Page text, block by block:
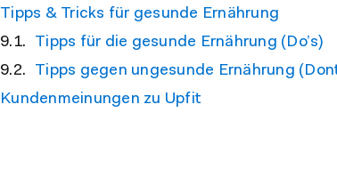
Tipps & Tricks für gesunde Ernährung
Tipps für die gesunde Ernährung (Do’s)
Tipps gegen ungesunde Ernährung
Kundenmeinungen zu Upfit